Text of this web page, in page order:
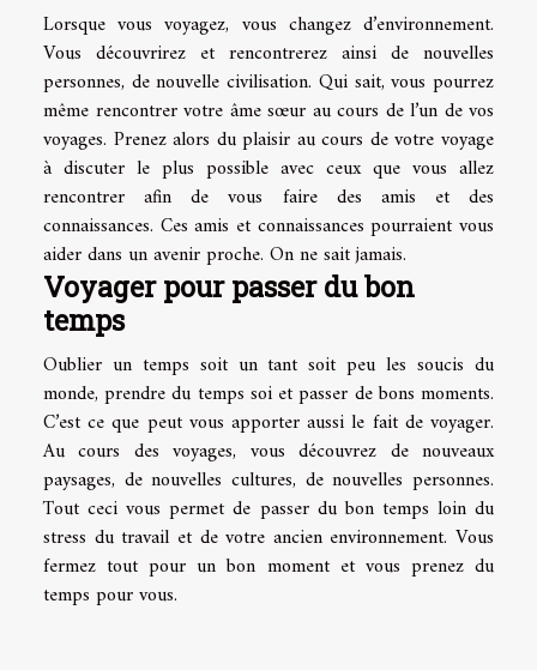
Lorsque vous voyagez, vous changez d’environnement.
Vous découvrirez et rencontrerez ainsi de nouvelles
personnes, de nouvelle civilisation. Qui sait, vous pourrez
même rencontrer votre âme sœur au cours de l’un de vos
voyages. Prenez alors du plaisir au cours de votre voyage
à discuter le plus possible avec ceux que vous allez
rencontrer afin de vous faire des amis et des
connaissances. Ces amis et connaissances pourraient vous
aider dans un avenir proche. On ne sait jamais.
Voyager pour passer du bon
temps
Oublier un temps soit un tant soit peu les soucis du
monde, prendre du temps soi et passer de bons moments.
C’est ce que peut vous apporter aussi le fait de voyager.
Au cours des voyages, vous découvrez de nouveaux
paysages, de nouvelles cultures, de nouvelles personnes.
Tout ceci vous permet de passer du bon temps loin du
stress du travail et de votre ancien environnement. Vous
fermez tout pour un bon moment et vous prenez du
temps pour vous.